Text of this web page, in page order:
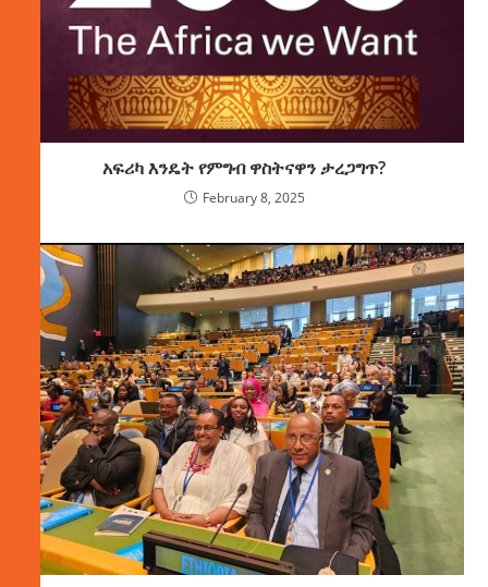
አፍሪካ እንዴት የምግብ ዋስትናዋን ታረጋግጥ?
February 8, 2025